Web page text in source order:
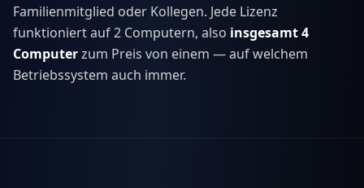
Familienmitglied oder Kollegen. Jede Lizenz
funktioniert auf 2 Computern, also insgesamt 4
Computerzum Preis von einem — auf welchem
Betriebssystem auch immer.